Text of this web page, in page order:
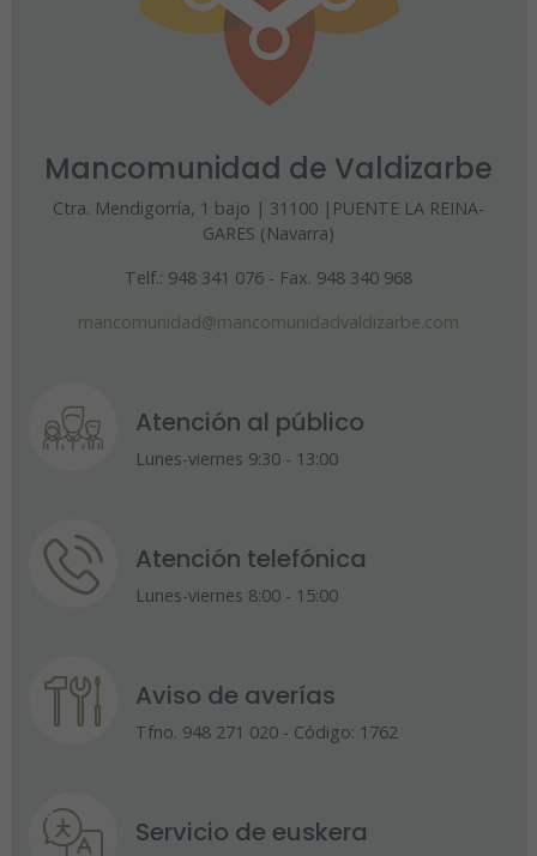
Mancomunidad de Valdizarbe
Ctra. Mendigorría, 1 bajo | 31100 |PUENTE LA REINA-
GARES (Navarra)
Telf.: 948 341 076 - Fax. 948 340 968
mancomunidad@mancomunidadvaldizarbe.com
Atención al público
Lunes-viernes 9:30 - 13:00
Atención telefónica
Lunes-viernes 8:00 - 15:00
Aviso de averías
Tfno. 948 271 020 - Código: 1762
Servicio de euskera